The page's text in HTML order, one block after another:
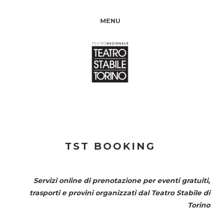
MENU
TST BOOKING
Servizi online di prenotazione per eventi gratuiti,
trasporti e provini organizzati dal Teatro Stabile di
Torino